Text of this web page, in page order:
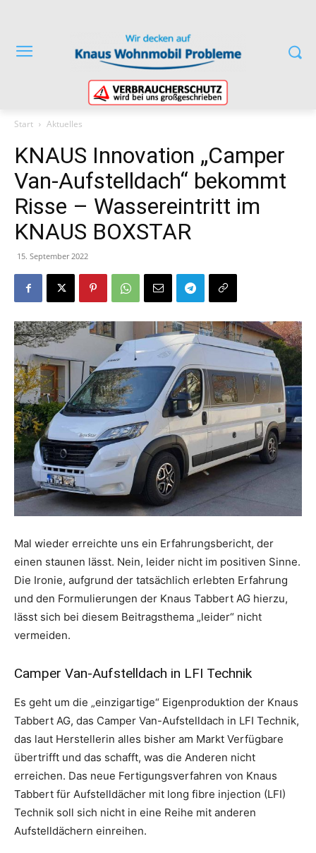
Start Aktuelles
KNAUS Innovation „Camper
Van-Aufstelldach“ bekommt
Risse – Wassereintritt im
KNAUS BOXSTAR
15. September 2022
Mal wieder erreichte uns ein Erfahrungsbericht, der
einen staunen lässt. Nein, leider nicht im positiven Sinne.
Die Ironie, aufgrund der tatsächlich erlebten Erfahrung
und den Formulierungen der Knaus Tabbert AG hierzu,
lässt sich bei diesem Beitragsthema „leider“ nicht
vermeiden.
Camper Van-Aufstelldach in LFI Technik
Es geht um die „einzigartige“ Eigenproduktion der Knaus
Tabbert AG, das Camper Van-Aufstelldach in LFI Technik,
das laut Herstellerin alles bisher am Markt Verfügbare
übertrifft und das schafft, was die Anderen nicht
erreichen. Das neue Fertigungsverfahren von Knaus
Tabbert für Aufstelldächer mit long fibre injection (LFI)
Technik soll sich nicht in eine Reihe mit anderen
Aufstelldächern einreihen.